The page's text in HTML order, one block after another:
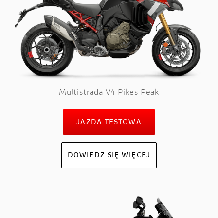
Multistrada V4 Pikes Peak
JAZDA TESTOWA
DOWIEDZ SIĘ WIĘCEJ